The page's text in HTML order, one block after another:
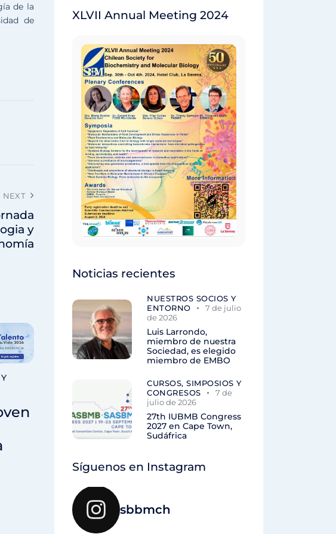
de la
de
NEXT
y
XLVII Annual Meeting 2024
Noticias recientes
NUESTROS SOCIOS Y
ENTORNO
7 de julio
de 2026
Luis Larrondo,
miembro de nuestra
Sociedad, es elegido
miembro de EMBO
CURSOS, SIMPOSIOS Y
CONGRESOS
7 de
julio de 2026
27th IUBMB Congress
2027 en Cape Town,
Sudáfrica
Síguenos en Instagram
sbbmch